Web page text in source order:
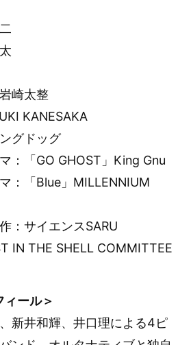
崎太整
KANESAKA
グドッグ
：「GO GHOST」King Gnu
：「Blue」MILLENNIUM
：サイエンスSARU
IN THE SHELL COMMITTEE
ール＞
新井和輝、井口理による4ピ